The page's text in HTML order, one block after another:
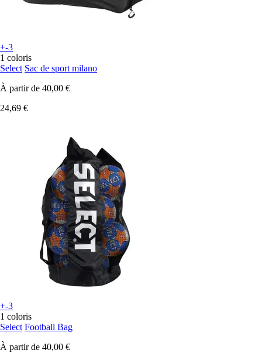
+-3
1 coloris
Select Sac de sport milano
À partir de 40,00 €
24,69 €
+-3
1 coloris
Select Football Bag
À partir de 40,00 €